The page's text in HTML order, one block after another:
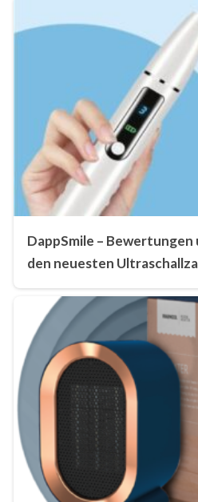
DappSmile – Bewertungen
den neuesten